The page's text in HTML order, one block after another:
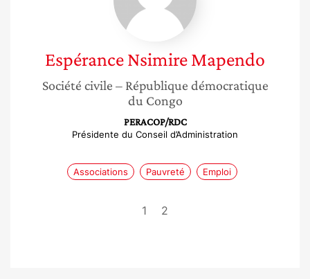
EspéranceNsimire Mapendo
Société civile – République démocratique
du Congo
PERACOP/RDC
Présidente du Conseil d’Administration
Associations Pauvreté Emploi
1 2